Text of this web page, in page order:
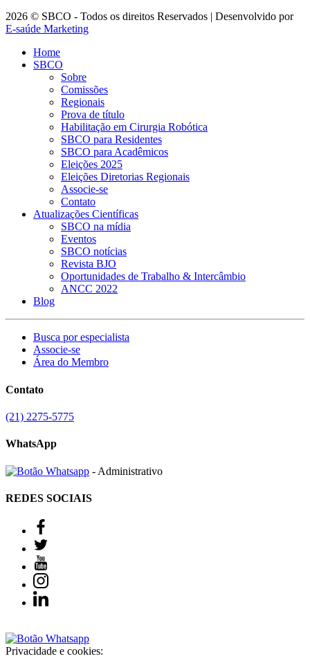
2026 © SBCO - Todos os direitos Reservados | Desenvolvido por
E-saúde Marketing
Home
SBCO
Sobre
Comissões
Regionais
Prova de título
Habilitação em Cirurgia Robótica
SBCO para Residentes
SBCO para Acadêmicos
Eleições 2025
Eleições Diretorias Regionais
Associe-se
Contato
Atualizações Científicas
SBCO na mídia
Eventos
SBCO notícias
Revista BJO
Oportunidades de Trabalho & Intercâmbio
ANCC 2022
Blog
Busca por especialista
Associe-se
Área do Membro
Contato
(21) 2275-5775
WhatsApp
- Administrativo
REDES SOCIAIS
Privacidade e cookies: